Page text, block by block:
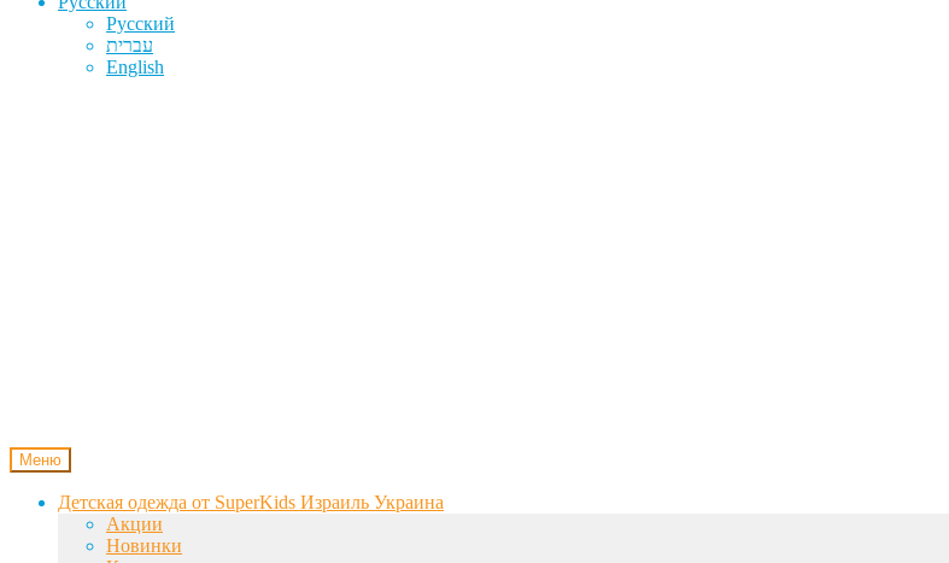
Русский
עברית
English
Меню
Детская одежда от SuperKids Израиль Украина
Акции
Новинки